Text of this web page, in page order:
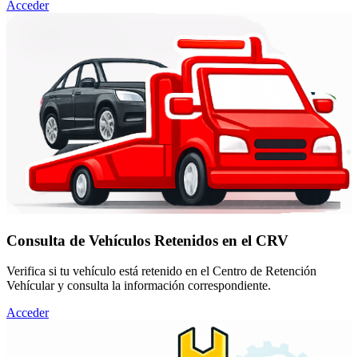
Acceder
Consulta de Vehículos Retenidos en el CRV
Verifica si tu vehículo está retenido en el Centro de Retención
Vehícular y consulta la información correspondiente.
Acceder